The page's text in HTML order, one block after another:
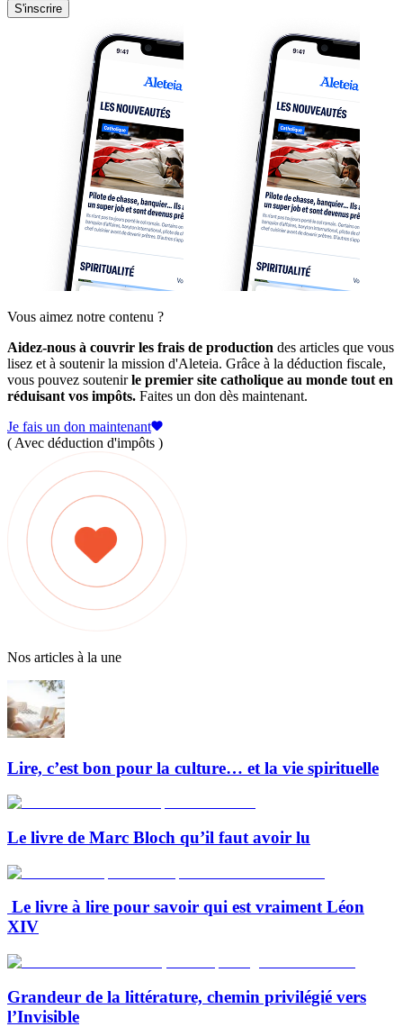
S'inscrire
Vous aimez notre contenu ?
Aidez-nous à couvrir les frais de production des articles que vous
lisez et à soutenir la mission d'Aleteia. Grâce à la déduction fiscale,
vous pouvez soutenirle premier site catholique au monde tout en
réduisant vos impôts. Faites un don dès maintenant.
Je fais un don maintenant
( Avec déduction d'impôts )
Nos articles à la une
Lire, c’est bon pour la culture… et la vie spirituelle
Le livre de Marc Bloch qu’il faut avoir lu
Le livre à lire pour savoir qui est vraiment Léon
XIV
Grandeur de la littérature, chemin privilégié vers
l’Invisible